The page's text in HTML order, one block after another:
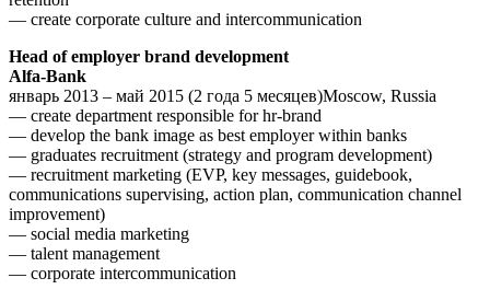
— create corporate culture and intercommunication
Head of employer brand development
Alfa-Bank
январь 2013 – май 2015 (2 года 5 месяцев)Moscow, Russia
— create department responsible for hr-brand
— develop the bank image as best employer within banks
— graduates recruitment (strategy and program development)
— recruitment marketing (EVP, key messages, guidebook,
communications supervising, action plan, communication channel
improvement)
— social media marketing
— talent management
— corporate intercommunication